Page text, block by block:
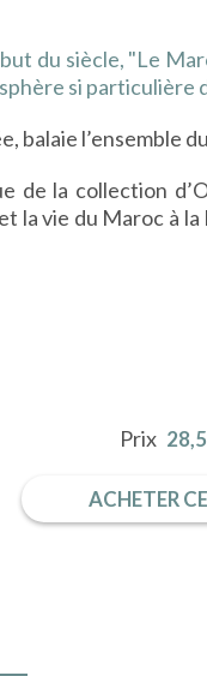
du siècle, "Le
si particulière
balaie l’ensemble
de la collection
la vie du Maroc à
Prix
ACHETER